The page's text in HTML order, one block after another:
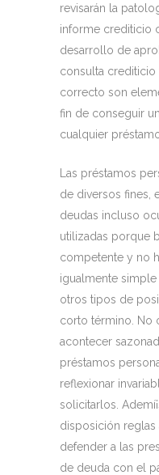
revisarán la
informe crediticio
desarrollo de
consulta
correcto son
fin de conseguir
cualquier
Las préstamos
de diversos fines,
deudas incluso
utilizadas porque
competente y no
igualmente simple
otros tipos de
corto término. No
acontecer
préstamos
reflexionar
solicitarlos.
disposición
defender a las
de deuda con el